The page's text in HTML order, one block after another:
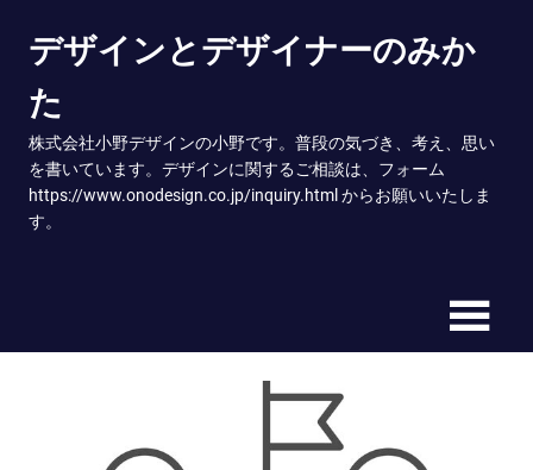
content
デザインとデザイナーのみか
た
株式会社小野デザインの小野です。普段の気づき、考え、思い
を書いています。デザインに関するご相談は、フォーム
https://www.onodesign.co.jp/inquiry.html からお願いいたしま
す。